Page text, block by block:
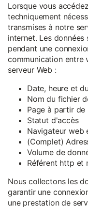
Lorsque vous
techniquement
transmises à notre
internet. Les
pendant une
communication entre
serveur Web :
Date, heure et
Nom du fichier
Page à partir de
Statut d'accès
Navigateur web
(Complet)
Volume de
Référent http et
Nous collectons les
garantir une
une prestation de